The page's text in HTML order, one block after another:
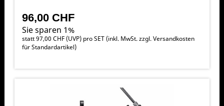
96,00 CHF
Sie sparen 1%
statt97,00 CHF(UVP) pro SET (inkl. MwSt. zzgl.Versandkosten
für Standardartikel)